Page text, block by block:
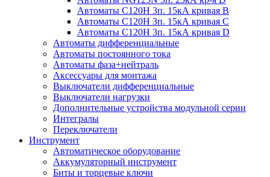
Автоматы С120Н 3п. 15кА кривая B
Автоматы С120Н 3п. 15кА кривая C
Автоматы С120Н 3п. 15кА кривая D
Автоматы дифференциальные
Автоматы постоянного тока
Автоматы фаза+нейтраль
Аксессуары для монтажа
Выключатели дифференциальные
Выключатели нагрузки
Дополнительные устройства модульной серии
Интегралы
Переключатели
Инструмент
Автоматическое оборудование
Аккумуляторный инструмент
Биты и торцевые ключи